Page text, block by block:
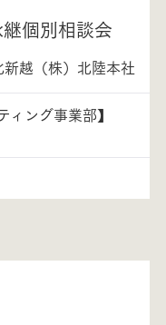
個別相談会
越（株）北陸本社
ング事業部】